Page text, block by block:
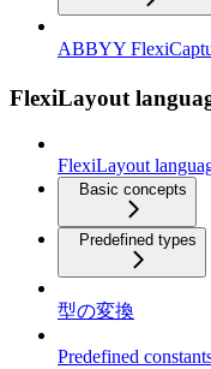
ABBYY
FlexiLayout
FlexiLayout
Basic concepts
Predefined types
型の変換
Predefined